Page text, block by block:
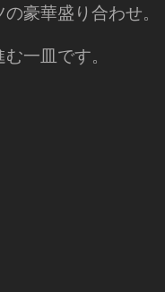
豪華盛り合わせ。
一皿です。